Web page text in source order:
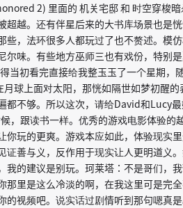
2) 里面的 机关宅邸 和 时空穿梭
超越。还有伴星后来的大书库场景也是
些，法环很多人都玩过了也不赘述。模
尔味。有些地方巫师三也有戏份，特别
当初看完直接给我整玉玉了一个星期，
球上面对太阳，那恍如隔世如梦初醒的
都不够。所以这次，请给David和Lucy
，跟读书一样。优秀的游戏电影体验的
你玩的更爽。游戏本应如此，体验现实
证善与义，反作用于现实让人更明道义
我的建议是别玩。珂莱塔：不是哥们，
那里是这么冷淡的啊，在我这里可是完
的视频吧。说实话过剧情听到那句嗯真